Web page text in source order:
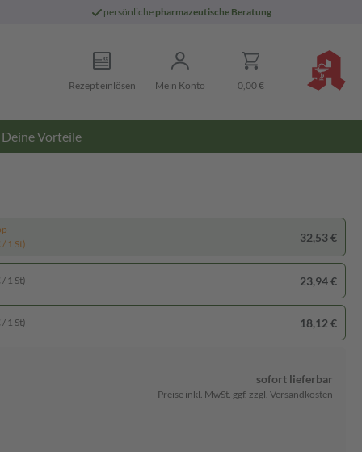
persönliche pharmazeutische Beratung
Rezept einlösen Mein Konto 0,00 €
Deine Vorteile
1 St)
32,53 €
1 St) 23,94 €
1 St) 18,12 €
sofort lieferbar
Preise inkl. MwSt. ggf. zzgl. Versandkosten